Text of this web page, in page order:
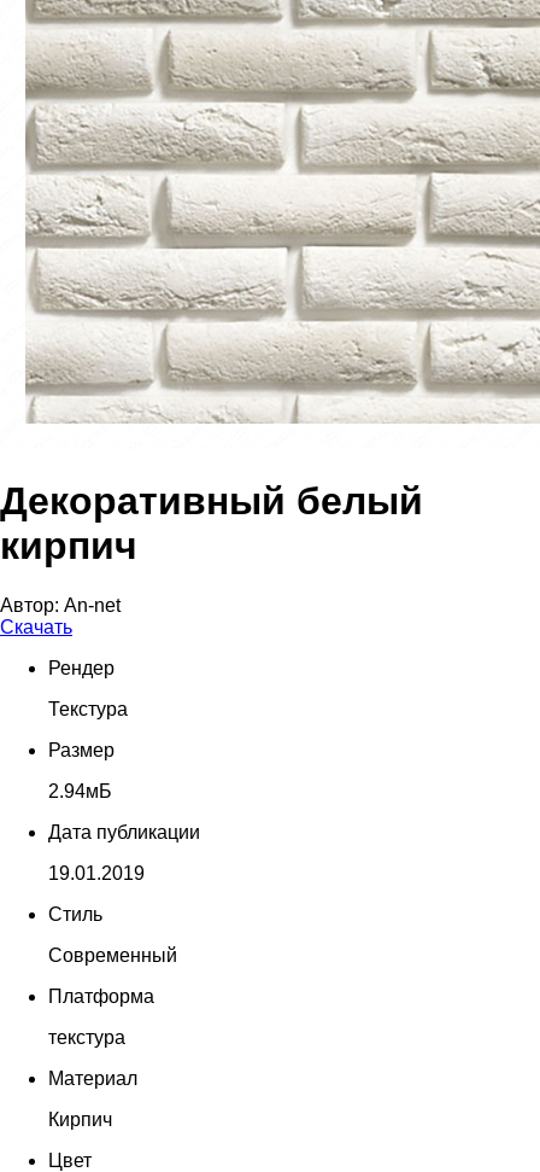
Декоративный белый
кирпич
Автор: An-net
Скачать
Рендер
Текстура
Размер
2.94мБ
Дата публикации
19.01.2019
Стиль
Современный
Платформа
текстура
Материал
Кирпич
Цвет